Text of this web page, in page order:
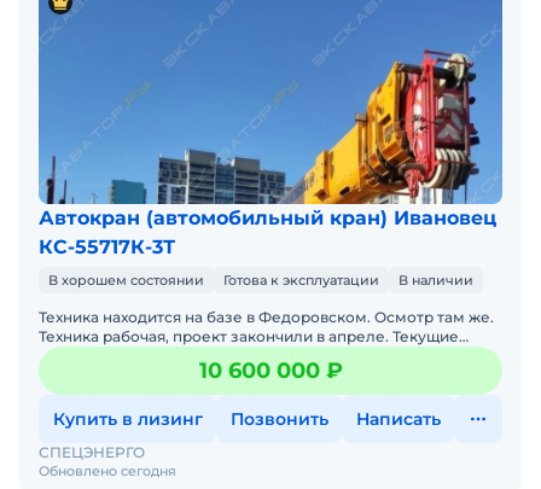
Автокран (автомобильный кран) Ивановец
КС-55717К-3Т
В хорошем состоянии Готова к эксплуатации В наличии
Техника находится на базе в Федоровском. Осмотр там же.
Техника рабочая, проект закончили в апреле. Текущие
проекты не требую такую технику. В хорошем состояни
10 600 000 ₽
Купить в лизинг Позвонить Написать
Обновлено сегодня
СПЕЦЭНЕРГО